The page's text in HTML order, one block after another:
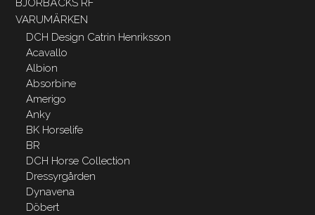
BJÖRBÄCKS RF
VARUMÄRKEN
DCH Design Catrin Henriksson
Acavallo
Albion
Absorbine
Amerigo
Anky
BK Horselife
BR
DCH Horse Collection
Dressyrgården
Dynavena
Döbert